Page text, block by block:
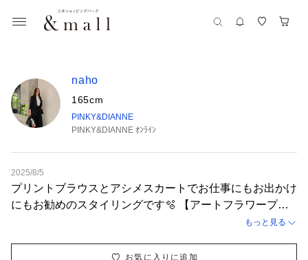
naho
165cm
PINKY&DIANNE
PINKY&DIANNE ｵﾝﾗｲﾝ
2025/8/5
プリントブラウスとアシメスカートでお仕事にもお出かけ
にもお勧めのスタイリングです🫧 【アートフラワープリ
のように描かれシャープな印象ながら華やかさもあり、サ
もっと見る
お気に入りに追加